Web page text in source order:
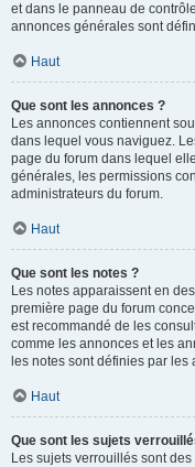
et dans le panneau de
annonces générales sont
Haut
Que sont les annonces ?
Les annonces contiennent
dans lequel vous naviguez.
page du forum dans lequel
générales, les permissions
administrateurs du forum.
Haut
Que sont les notes ?
Les notes apparaissent en
première page du forum
est recommandé de les
comme les annonces et les
les notes sont définies par
Haut
Que sont les sujets
Les sujets verrouillés sont